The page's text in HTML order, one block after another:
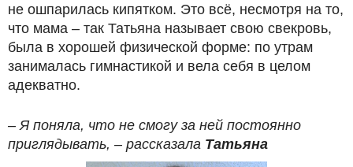
не ошпарилась кипятком. Это всё, несмотря на то,
что мама – так Татьяна называет свою свекровь,
была в хорошей физической форме: по утрам
занималась гимнастикой и вела себя в целом
адекватно.
– Я поняла, что не смогу за ней постоянно
приглядывать, – рассказала Татьяна